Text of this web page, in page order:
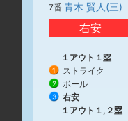
7番 青木 賢人(三)
右安
１アウト１塁
1 ストライク
2 ボール
3
右安
１アウト１,２塁